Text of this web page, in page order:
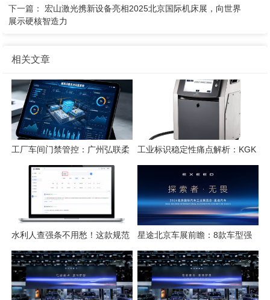
下一篇： 宏山激光携新设备亮相2025北京国际机床展，向世界
展示硬核智造力
相关文章
工厂车间门禁管控：广州弘联柔
性方案解析
工业标识稳定性痛点解析：KGK
水利人查强条不用愁！这款规范
检索工具一键搞定
星途北京车展前瞻：8款车型强
势集结，开启3.0性能豪华探索
新姿态